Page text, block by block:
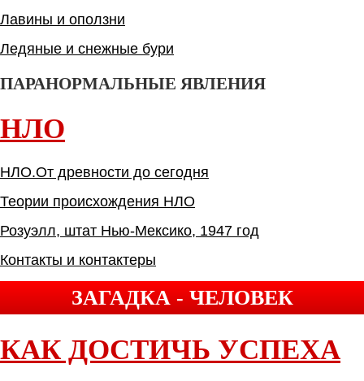
Лавины и оползни
Ледяные и снежные бури
ПАРАНОРМАЛЬНЫЕ ЯВЛЕНИЯ
НЛО
НЛО.От древности до сегодня
Теории происхождения НЛО
Розуэлл, штат Нью-Мексико, 1947 год
Контакты и контактеры
ЗАГАДКА - ЧЕЛОВЕК
КАК ДОСТИЧЬ УСПЕХА